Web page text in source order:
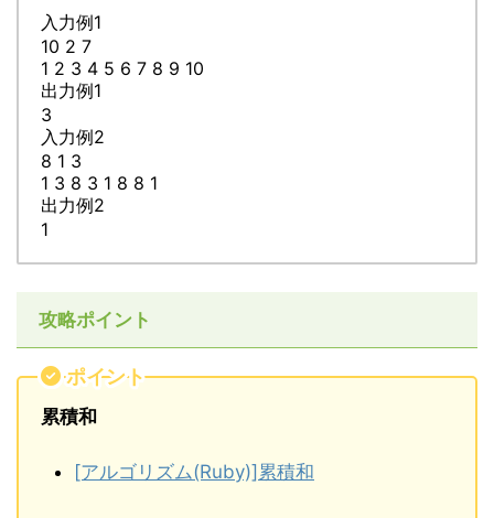
入力例1
10 2 7
1 2 3 4 5 6 7 8 9 10
出力例1
3
入力例2
8 1 3
1 3 8 3 1 8 8 1
出力例2
1
攻略ポイント
ポイント
累積和
[アルゴリズム(Ruby)]累積和